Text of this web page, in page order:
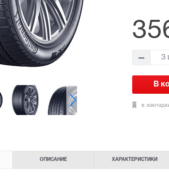
3
в
ОПИСАНИЕ ХАРАКТЕРИСТИКИ